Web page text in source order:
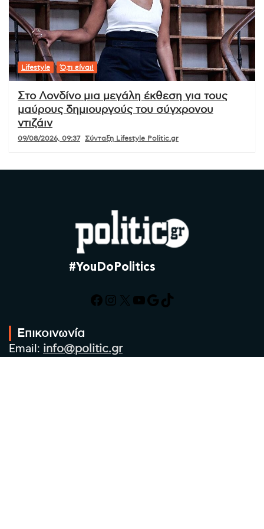
Lifestyle Ό,τι είναι!
Στο Λονδίνο μια μεγάλη έκθεση για τους
μαύρους δημιουργούς του σύγχρονου
ντιζάιν
09/08/2026, 09:37 Σύνταξη Lifestyle Politic.gr
#YouDoPolitics
Facebook
Instagram
X YouTube
Google
TikTok
Επικοινωνία
Email: info@politic.gr